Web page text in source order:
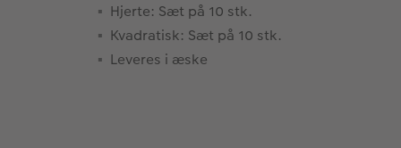
Hjerte: Sæt på 10 stk.
Kvadratisk: Sæt på 10 stk.
Leveres i æske